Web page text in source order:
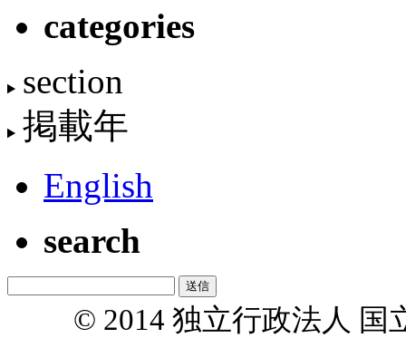
categories
section
掲載年
English
search
© 2014 独立行政法人 国